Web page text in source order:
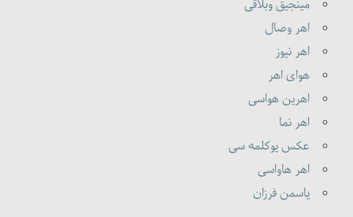
مینجیق وبلاقی
اهر وصال
اهر نیوز
هوای اهر
اهرین هواسی
اهر نما
عکس یوکلمه سی
اهر هاواسی
یاسمن فرزان